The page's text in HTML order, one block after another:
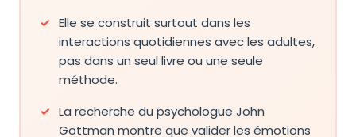
Elle se construit surtout dans les
interactions quotidiennes avec les adultes,
pas dans un seul livre ou une seule
méthode.
La recherche du psychologue John
Gottman montre que valider les émotions